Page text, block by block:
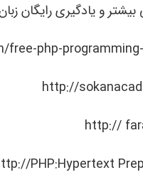
بیشتر و یادگیری رایگان